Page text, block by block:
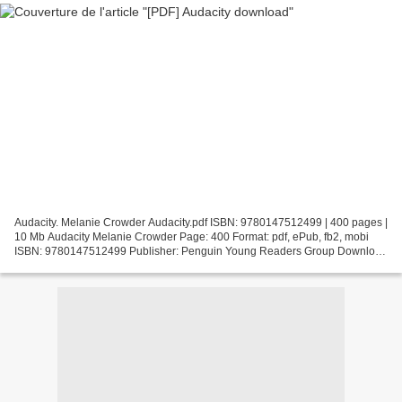
Audacity. Melanie Crowder Audacity.pdf ISBN: 9780147512499 | 400 pages |
10 Mb Audacity Melanie Crowder Page: 400 Format: pdf, ePub, fb2, mobi
ISBN: 9780147512499 Publisher: Penguin Young Readers Group Download